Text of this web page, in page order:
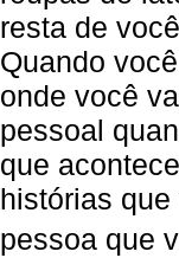
resta de
Quando
onde você
pessoal
que
histórias
pessoa que